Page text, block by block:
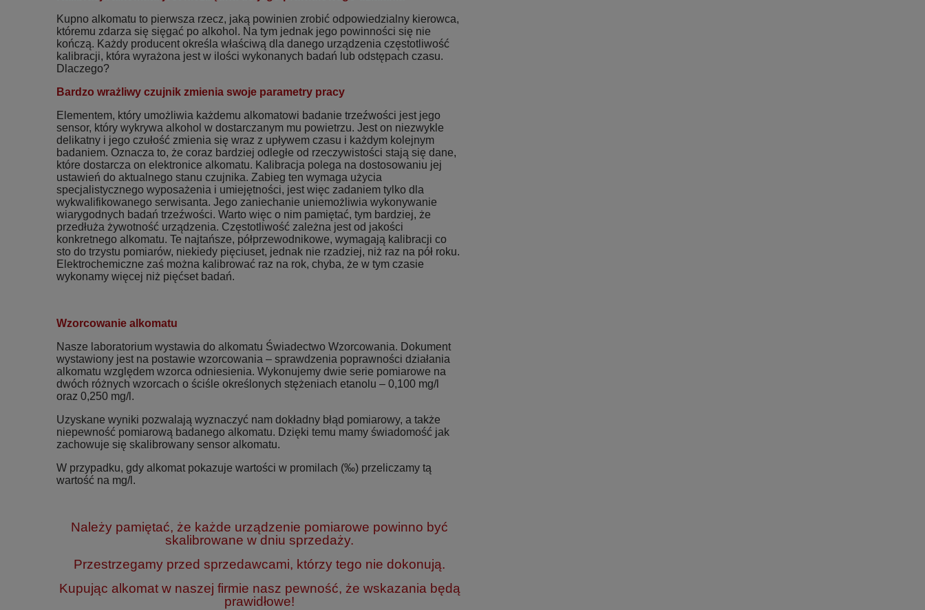
Kupno alkomatu to pierwsza rzecz, jaką powinien zrobić odpowiedzialny kierowca,
któremu zdarza się sięgać po alkohol. Na tym jednak jego powinności się nie
kończą. Każdy producent określa właściwą dla danego urządzenia częstotliwość
kalibracji, która wyrażona jest w ilości wykonanych badań lub odstępach czasu.
Dlaczego?
Bardzo wrażliwy czujnik zmienia swoje parametry pracy
Elementem, który umożliwia każdemu alkomatowi badanie trzeźwości jest jego
sensor, który wykrywa alkohol w dostarczanym mu powietrzu. Jest on niezwykle
delikatny i jego czułość zmienia się wraz z upływem czasu i każdym kolejnym
badaniem. Oznacza to, że coraz bardziej odległe od rzeczywistości stają się dane,
które dostarcza on elektronice alkomatu. Kalibracja polega na dostosowaniu jej
ustawień do aktualnego stanu czujnika. Zabieg ten wymaga użycia
specjalistycznego wyposażenia i umiejętności, jest więc zadaniem tylko dla
wykwalifikowanego serwisanta. Jego zaniechanie uniemożliwia wykonywanie
wiarygodnych badań trzeźwości. Warto więc o nim pamiętać, tym bardziej, że
przedłuża żywotność urządzenia. Częstotliwość zależna jest od jakości
konkretnego alkomatu. Te najtańsze, półprzewodnikowe, wymagają kalibracji co
sto do trzystu pomiarów, niekiedy pięciuset, jednak nie rzadziej, niż raz na pół roku.
Elektrochemiczne zaś można kalibrować raz na rok, chyba, że w tym czasie
wykonamy więcej niż pięćset badań.
Wzorcowanie alkomatu
Nasze laboratorium wystawia do alkomatu Świadectwo Wzorcowania. Dokument
wystawiony jest na postawie wzorcowania – sprawdzenia poprawności działania
alkomatu względem wzorca odniesienia. Wykonujemy dwie serie pomiarowe na
dwóch różnych wzorcach o ściśle określonych stężeniach etanolu – 0,100 mg/l
oraz 0,250 mg/l.
Uzyskane wyniki pozwalają wyznaczyć nam dokładny błąd pomiarowy, a także
niepewność pomiarową badanego alkomatu. Dzięki temu mamy świadomość jak
zachowuje się skalibrowany sensor alkomatu.
W przypadku, gdy alkomat pokazuje wartości w promilach (‰) przeliczamy tą
wartość na mg/l.
Należy pamiętać, że każde urządzenie pomiarowe powinno być
skalibrowane w dniu sprzedaży.
Przestrzegamy przed sprzedawcami, którzy tego nie dokonują.
Kupując alkomat w naszej firmie nasz pewność, że wskazania będą
prawidłowe!